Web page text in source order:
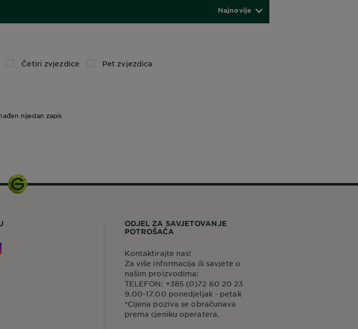
Najnovije
Četiri zvjezdice Pet zvjezdica
nijedan zapis
ODJEL ZA SAVJETOVANJE
POTROŠAČA
Kontaktirajte nas!
Za više informacija ili savjete o
našim proizvodima:
TELEFON: +385 (0)72 60 20 23
9.00-17.00 ponedjeljak - petak
*Cijena poziva se obračunava
prema cjeniku operatera.